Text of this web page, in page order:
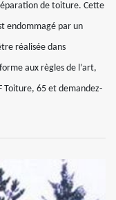
de toiture. Cette
endommagé par un
réalisée dans
aux règles de l’art,
Toiture, 65 et demandez-